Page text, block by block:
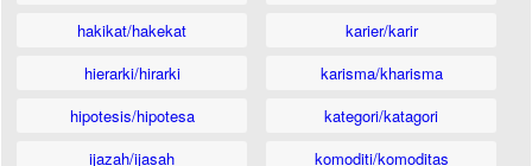
hakikat/hakekat
hierarki/hirarki
hipotesis/hipotesa
ijazah/ijasah
karier/karir
karisma/kharisma
kategori/katagori
komoditi/komoditas